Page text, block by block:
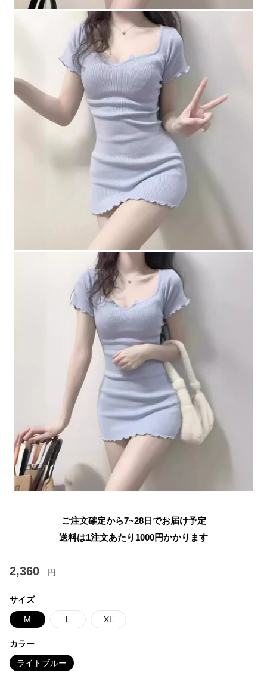
ご注文確定から7~28日でお届け予定
送料は1注文あたり 1000円かかります
2,360 円
サイズ
M L XL
カラー
ライトブルー